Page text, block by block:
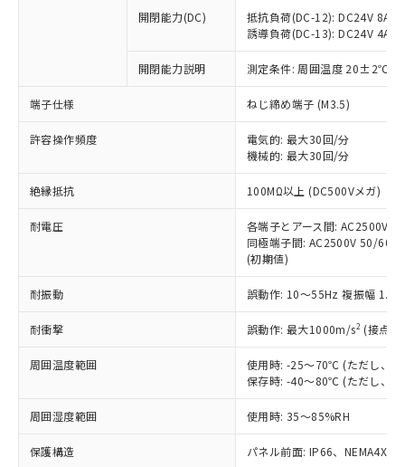
開閉能力(DC)
抵抗負荷(DC-12): DC24V 8A/
誘導負荷(DC-13): DC24V 4A/
開閉能力説明 測定条件: 周囲温度 20±2℃、
端子仕様 ねじ締め端子 (M3.5)
許容操作頻度
電気的: 最大30回/分
機械的: 最大30回/分
絶縁抵抗 100MΩ以上 (DC500Vメガ)
耐電圧
各端子とアース間: AC2500V
同極端子間: AC2500V 50/
(初期値)
耐振動 誤動作: 10～55Hz 複振幅
耐衝撃 誤動作: 最大1000m/s2 (接点
周囲温度範囲
使用時: -25～70℃ (ただし、氷
保存時: -40～80℃ (ただし、氷
周囲湿度範囲 使用時: 35～85%RH
保護構造 パネル前面: IP66、NEMA4X,
ご利用条件
以下の条件をお読みいただき、同意のうえ
ご利用ください。
本サービスは、当社制御機器事業取扱
商品の当社在庫状況および標準価格
(税抜)を提供させていただくもので
本サービスの対象外となる商品もある
ことをご了承ください。
在庫状況および標準価格照会結果は、
記載している更新日時点での社内デー
タに基づき作成されるものであり、閲
覧された時点での実際の在庫および標
準価格とは異なる場合があることをご
※1 対応状況
対応済み：EU RoHS指令（10物質）の
非含有に対応した製品が提供可能な商品で
対応予定：EU RoHS指令（10物質）の非含
有に対応した製品に切り替える予定のある
商品です。
対応予定なし：EU RoHS指令（10物質）の
非含有に非対応の商品で、対応品を出す予
定はありません。
調査・確認中：EU RoHS指令（10物質）の
非含有の対応状況を調査中または確認中の
非該当品：ライセンス料など無形物で、有
害物質有無と関係のない商品です。
仕入先様の事情により、非含有部品として
いたものが、含有品と判明した場合などや
ミウム(Cd) 100ppm以下、
六価クロム(Cr(Ⅵ)) 1000ppm以下、ポリ臭化ビフェニル
類(PBB) 1000ppm以下、ポリ臭化ジフェニルエーテル類
(PBDE) 1000ppm以下、フタル酸ビス(2-エチルヘキシ
「○」：最大均質材料含有率が中国RoHSの
基準値以下であることを示します。
「×」：最大均質材料含有率が中国RoHSの
基準値を超えていることを示します。
「－」：未確認です。当社販売部門へお問
い合わせください。
Pb(鉛) :1000ppm、 Hg(水銀) : 1000ppm、 Cd(カドミウ
Cr(Ⅵ)(六価クロム) : 1000ppm、 PBBs(ポリ臭化ビフェ
当社は、これら貴社製品のうち、外国
為替および外国貿易法に定める商品
（以下｢規制貨物等」という）を輸出
または国外への提供する場合は、日本
国政府の輸出許可(または役務取引許
可)を取得するなどの必要な手続きを
号